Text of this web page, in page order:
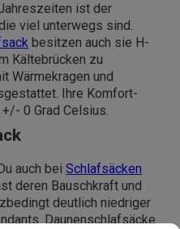
ist der
viel unterwegs sind.
besitzen auch sie H-
Kältebrücken zu
Wärmekragen und
Ihre Komfort-
0 Grad Celsius.
auch bei Schlafsäcken
deren Bauschkraft und
deutlich niedriger
Daunenschlafsäcke